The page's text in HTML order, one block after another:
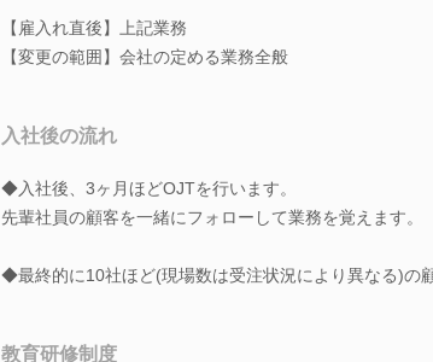
【雇入れ直後】上記業務
【変更の範囲】会社の定める業務全般
入社後の流れ
◆入社後、3ヶ月ほどOJTを行います。
先輩社員の顧客を一緒にフォローして業務を覚えます。
◆最終的に10社ほど(現場数は受注状況により異なる)の
教育研修制度